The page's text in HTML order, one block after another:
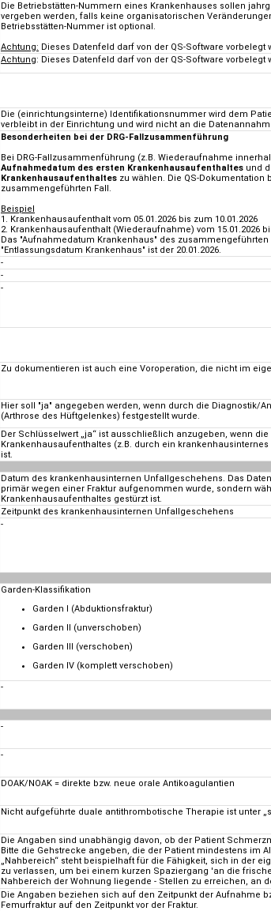
Die Betriebstätten-Nummern eines Krankenhauses sollen
vergeben werden, falls keine organisatorischen
Betriebsstätten-Nummer ist optional.
Achtung: Dieses Datenfeld darf von der QS-Software vorbelegt
Achtung: Dieses Datenfeld darf von der QS-Software vorbelegt
Die (einrichtungsinterne) Identifikationsnummer wird dem
verbleibt in der Einrichtung und wird nicht an die
Besonderheiten bei der DRG-Fallzusammenführung
Bei DRG-Fallzusammenführung (z.B. Wiederaufnahme
Aufnahmedatum des ersten Krankenhausaufenthaltes und
Krankenhausaufenthaltes zu wählen. Die QS-Dokumentation
zusammengeführten Fall.
Beispiel
1. Krankenhausaufenthalt vom 05.01.2026 bis zum 10.01.2026
2. Krankenhausaufenthalt (Wiederaufnahme) vom 15.01.2026
Das "Aufnahmedatum Krankenhaus" des zusammengeführten
"Entlassungsdatum Krankenhaus" ist der 20.01.2026.
-
-
-
Zu dokumentieren ist auch eine Voroperation, die nicht im
Hier soll "ja" angegeben werden, wenn durch die Diagnostik/
(Arthrose des Hüftgelenkes) festgestellt wurde.
Der Schlüsselwert „ja“ ist ausschließlich anzugeben, wenn
Krankenhausaufenthaltes (z.B. durch ein
ist.
Datum des krankenhausinternen Unfallgeschehens. Das
primär wegen einer Fraktur aufgenommen wurde, sondern
Krankenhausaufenthaltes gestürzt ist.
Zeitpunkt des krankenhausinternen Unfallgeschehens
-
Garden-Klassifikation
Garden I (Abduktionsfraktur)
Garden II (unverschoben)
Garden III (verschoben)
Garden IV (komplett verschoben)
-
-
-
DOAK/NOAK = direkte bzw. neue orale Antikoagulantien
Nicht aufgeführte duale antithrombotische Therapie ist unter
Die Angaben sind unabhängig davon, ob der Patient
Bitte die Gehstrecke angeben, die der Patient mindestens im
„Nahbereich“ steht beispielhaft für die Fähigkeit, sich in der
zu verlassen, um bei einem kurzen Spaziergang 'an die
Nahbereich der Wohnung liegende - Stellen zu erreichen, an
Die Angaben beziehen sich auf den Zeitpunkt der Aufnahme
Femurfraktur auf den Zeitpunkt vor der Fraktur.